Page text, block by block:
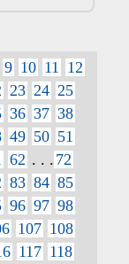
9 10 11
12
23 24 25
36 37 38
49 50 51
62 . . . 72
83 84 85
96 97 98
107 108
117 118